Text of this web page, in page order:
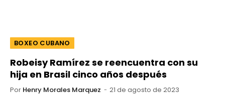
BOXEO CUBANO
Robeisy Ramírez se reencuentra con su
hija en Brasil cinco años después
Por Henry Morales Marquez 21 de agosto de 2023